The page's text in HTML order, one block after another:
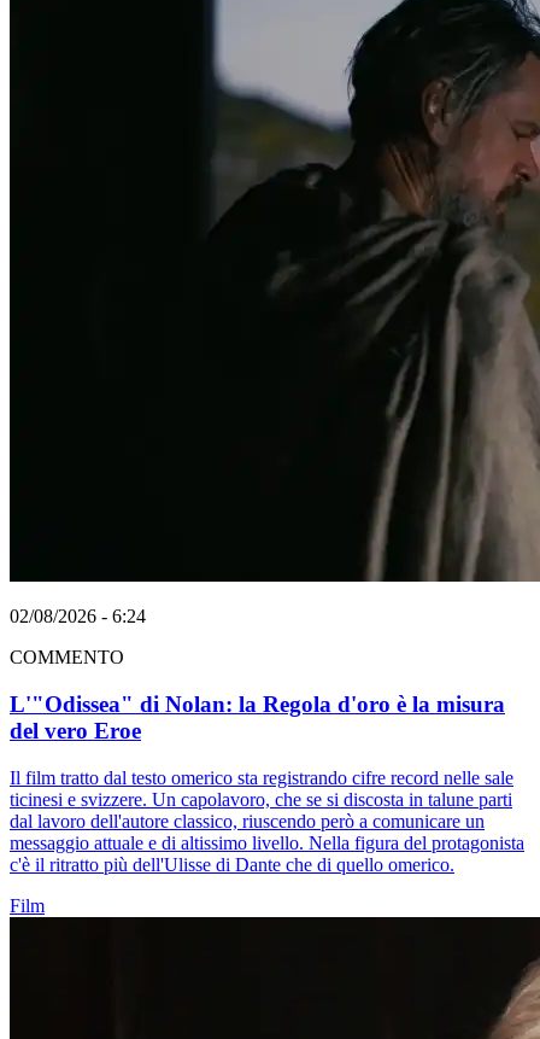
02/08/2026 - 6:24
COMMENTO
L'"Odissea" di Nolan: la Regola d'oro è la misura
del vero Eroe
Il film tratto dal testo omerico sta registrando cifre record nelle sale
ticinesi e svizzere. Un capolavoro, che se si discosta in talune parti
dal lavoro dell'autore classico, riuscendo però a comunicare un
messaggio attuale e di altissimo livello. Nella figura del protagonista
c'è il ritratto più dell'Ulisse di Dante che di quello omerico.
Film